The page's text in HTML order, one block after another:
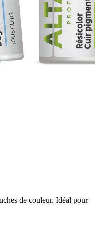
de couleur. Idéal pour